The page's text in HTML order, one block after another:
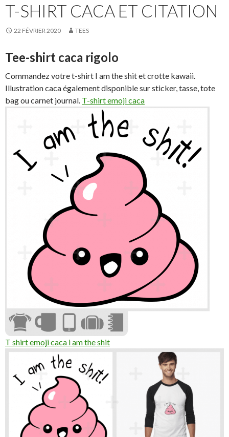
T-SHIRT CACA ET CITATION
22 FÉVRIER 2020 TEES
Tee-shirt caca rigolo
Commandez votre t-shirt I am the shit et crotte kawaii.
Illustration caca également disponible sur sticker, tasse, tote
bag ou carnet journal. T-shirt emoji caca
T shirt emoji caca i am the shit